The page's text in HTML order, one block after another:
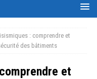
: comprendre et
des bâtiments
et